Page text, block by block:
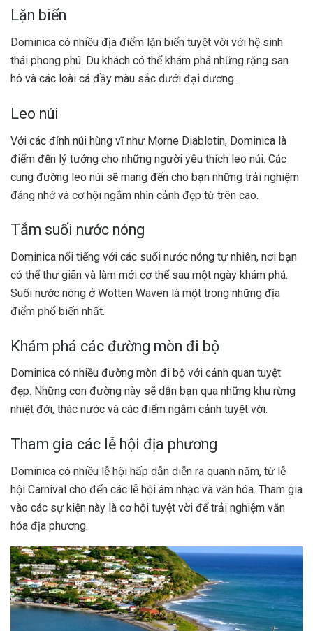
Lặn biển
Dominica có nhiều địa điểm lặn biển tuyệt vời với hệ sinh
thái phong phú. Du khách có thể khám phá những rặng san
hô và các loài cá đầy màu sắc dưới đại dương.
Leo núi
Với các đỉnh núi hùng vĩ như Morne Diablotin, Dominica là
điểm đến lý tưởng cho những người yêu thích leo núi. Các
cung đường leo núi sẽ mang đến cho bạn những trải nghiệm
đáng nhớ và cơ hội ngắm nhìn cảnh đẹp từ trên cao.
Tắm suối nước nóng
Dominica nổi tiếng với các suối nước nóng tự nhiên, nơi bạn
có thể thư giãn và làm mới cơ thể sau một ngày khám phá.
Suối nước nóng ở Wotten Waven là một trong những địa
điểm phổ biến nhất.
Khám phá các đường mòn đi bộ
Dominica có nhiều đường mòn đi bộ với cảnh quan tuyệt
đẹp. Những con đường này sẽ dẫn bạn qua những khu rừng
nhiệt đới, thác nước và các điểm ngắm cảnh tuyệt vời.
Tham gia các lễ hội địa phương
Dominica có nhiều lễ hội hấp dẫn diễn ra quanh năm, từ lễ
hội Carnival cho đến các lễ hội âm nhạc và văn hóa. Tham gia
vào các sự kiện này là cơ hội tuyệt vời để trải nghiệm văn
hóa địa phương.